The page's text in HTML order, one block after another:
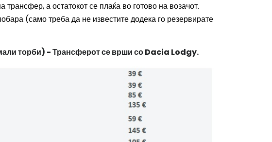
а остатокот се плаќа во готово на возачот.
(само треба да не известите додека го резервирате
торби) - Трансферот се врши со Dacia Lodgy.